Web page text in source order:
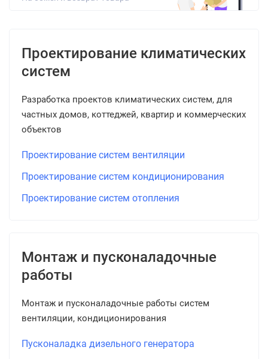
Проектирование климатических
систем
Разработка проектов климатических систем, для
частных домов, коттеджей, квартир и коммерческих
объектов
Проектирование систем вентиляции
Проектирование систем кондиционирования
Проектирование систем отопления
Монтаж и пусконаладочные
работы
Монтаж и пусконаладочные работы систем
вентиляции, кондиционирования
Пусконаладка дизельного генератора